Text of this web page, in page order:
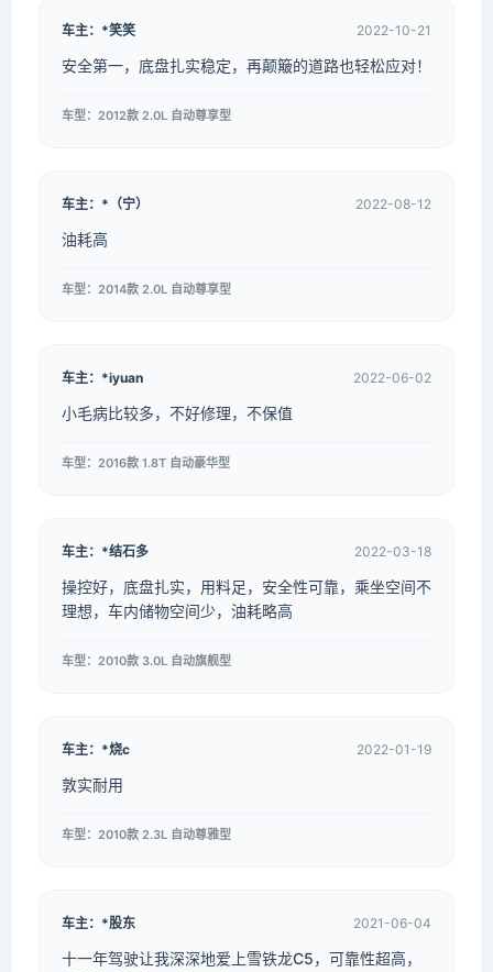
车主：*笑笑 2022-10-21
安全第一，底盘扎实稳定，再颠簸的道路也轻松应对！
车型：2012款 2.0L 自动尊享型
车主：*（宁） 2022-08-12
油耗高
车型：2014款 2.0L 自动尊享型
车主：*iyuan 2022-06-02
小毛病比较多，不好修理，不保值
车型：2016款 1.8T 自动豪华型
车主：*结石多 2022-03-18
操控好，底盘扎实，用料足，安全性可靠，乘坐空间不
理想，车内储物空间少，油耗略高
车型：2010款 3.0L 自动旗舰型
车主：*烧c 2022-01-19
敦实耐用
车型：2010款 2.3L 自动尊雅型
车主：*股东 2021-06-04
十一年驾驶让我深深地爱上雪铁龙C5，可靠性超高，